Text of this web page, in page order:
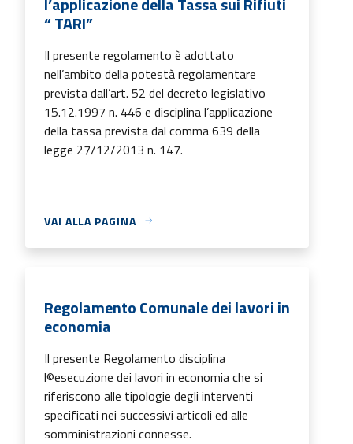
“ TARI”
Il presente regolamento è adottato
nell’ambito della potestà regolamentare
prevista dall’art. 52 del decreto legislativo
15.12.1997 n. 446 e disciplina l’applicazione
della tassa prevista dal comma 639 della
legge 27/12/2013 n. 147.
VAI ALLA PAGINA
Regolamento Comunale dei lavori in
economia
Il presente Regolamento disciplina
l©esecuzione dei lavori in economia che si
riferiscono alle tipologie degli interventi
specificati nei successivi articoli ed alle
somministrazioni connesse.